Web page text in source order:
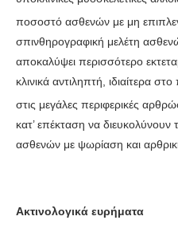
ποσοστό ασθενών με μη
σπινθηρογραφική μελέτη
αποκαλύψει περισσότερο
κλινικά αντιληπτή, ιδιαίτερα
στις μεγάλες περιφερικές
κατ’ επέκταση να διευκολύνουν
ασθενών με ψωρίαση και
Ακτινολογικά ευρήματα